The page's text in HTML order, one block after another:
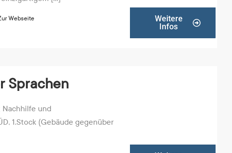
Webseite
Weitere
Infos
Sprachen
Nachhilfe und
1.Stock (Gebäude gegenüber